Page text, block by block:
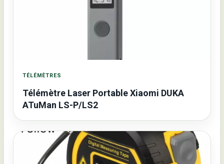
TÉLÉMÈTRES
Télémètre Laser Portable Xiaomi DUKA
ATuMan LS-P/LS2